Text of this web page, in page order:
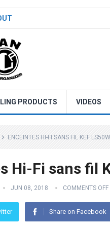
PRODUCTS VIDEOS
ENCEINTES HI-FI SANS FIL KEF
Hi-Fi sans fil
JUN 08, 2018 COMMENTS OFF
Share on Facebook